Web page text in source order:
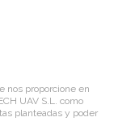
nos proporcione en
UAV S.L. como
planteadas y poder